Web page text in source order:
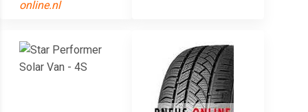
online.nl